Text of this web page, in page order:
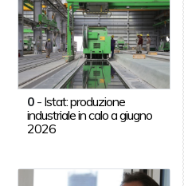
0 - Istat: produzione
industriale in calo a giugno
2026